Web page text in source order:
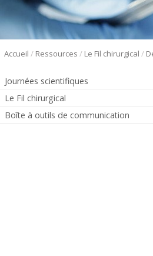
Accueil / Ressources / Le Fil chirurgical /
Journées scientifiques
Le Fil chirurgical
Boîte à outils de communication